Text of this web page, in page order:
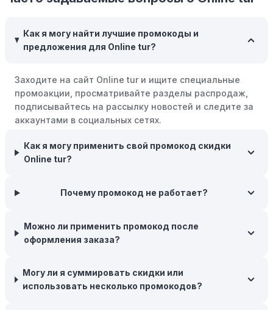
позволяющие зарабатывать баллы или cashback на
скидки или будущие покупки.
пятница" или сезонными акциями. В такие периоды
розничные компании часто предлагают значительные
скидки.
добавьте товары в корзину и оставьте их на день или
два. В некоторых случаях существует большая
Online tur, могут прислать вам код скидки, чтобы
Межсезонные покупки:Приобретайте товары во
время межсезонных распродаж, когда магазины
товары на следующий сезон, когда они будут в
продаже.
Как я могу найти лучшие промокоды и
предложения для Online tur?
Заходите на сайт Online tur и ищите специальные
промоакции, просматривайте разделы распродаж,
подписывайтесь на рассылку новостей и следите за
аккаунтами в социальных сетях.
Как я могу применить свой промокод скидки
Online tur?
Почему промокод не работает?
Можно ли применить промокод после
оформления заказа?
Могу ли я суммировать скидки или
использовать несколько промокодов?